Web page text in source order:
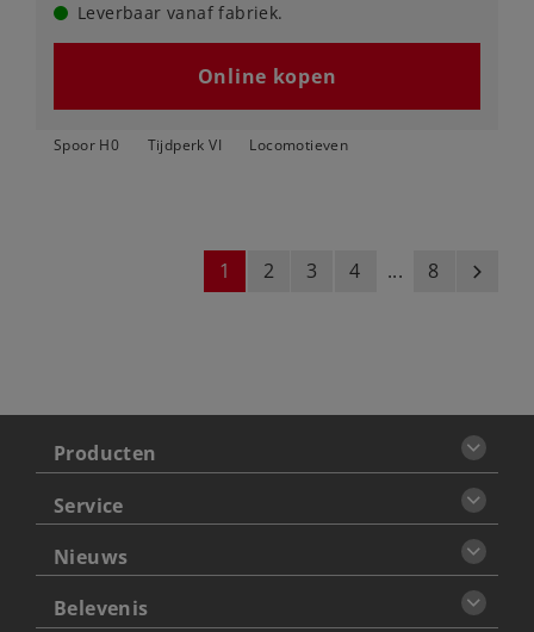
Leverbaar vanaf fabriek.
Online kopen
Spoor H0 Tijdperk VI Locomotieven
1 2 3 4 ... 8 next
Producten
Service
Nieuws
Belevenis